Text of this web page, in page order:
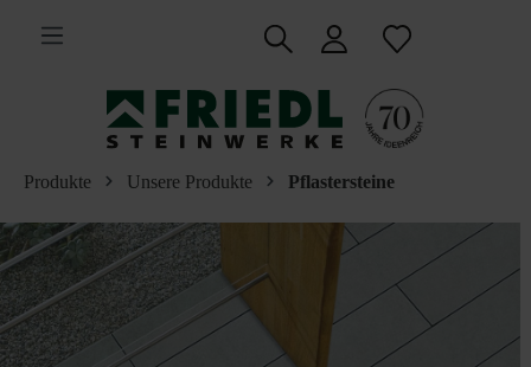
springen
Produkte Unsere Produkte Pflastersteine